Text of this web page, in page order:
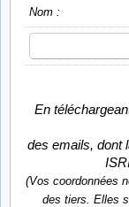
Nom :
En
des emails, dont
(Vos coordonnées
des tiers. Elles